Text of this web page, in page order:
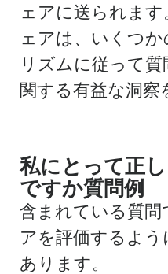
ェアに送られま
ェアは、いくつ
リズムに従って
関する有益な洞察
私にとって正
ですか質問例
含まれている質問
アを評価するよ
あります。